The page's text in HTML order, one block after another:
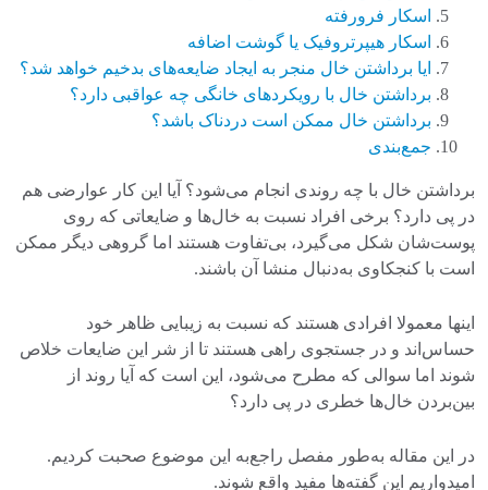
اسکار فرورفته
اسکار هیپرتروفیک یا گوشت اضافه
ایا برداشتن خال منجر به ایجاد ضایعه‌های بدخیم خواهد شد؟
برداشتن خال با رویکردهای خانگی چه عواقبی دارد؟
برداشتن خال ممکن است دردناک باشد؟
جمع‌بندی
برداشتن خال با چه روندی انجام می‌شود؟ آیا این کار عوارضی هم
در پی دارد؟ برخی افراد نسبت به خال‌ها و ضایعاتی که روی
پوست‌شان شکل می‌گیرد، بی‌تفاوت هستند اما گروهی دیگر ممکن
است با کنجکاوی به‌دنبال منشا آن باشند.
اینها معمولا افرادی هستند که نسبت به زیبایی ظاهر خود
حساس‌اند و در جستجوی راهی هستند تا از شر این ضایعات خلاص
شوند اما سوالی که مطرح می‌شود، این است که آیا روند از
بین‌بردن خال‌ها خطری در پی دارد؟
در این مقاله به‌طور مفصل راجع‌به این موضوع صحبت کردیم.
امیدواریم این گفته‌ها مفید واقع شوند.